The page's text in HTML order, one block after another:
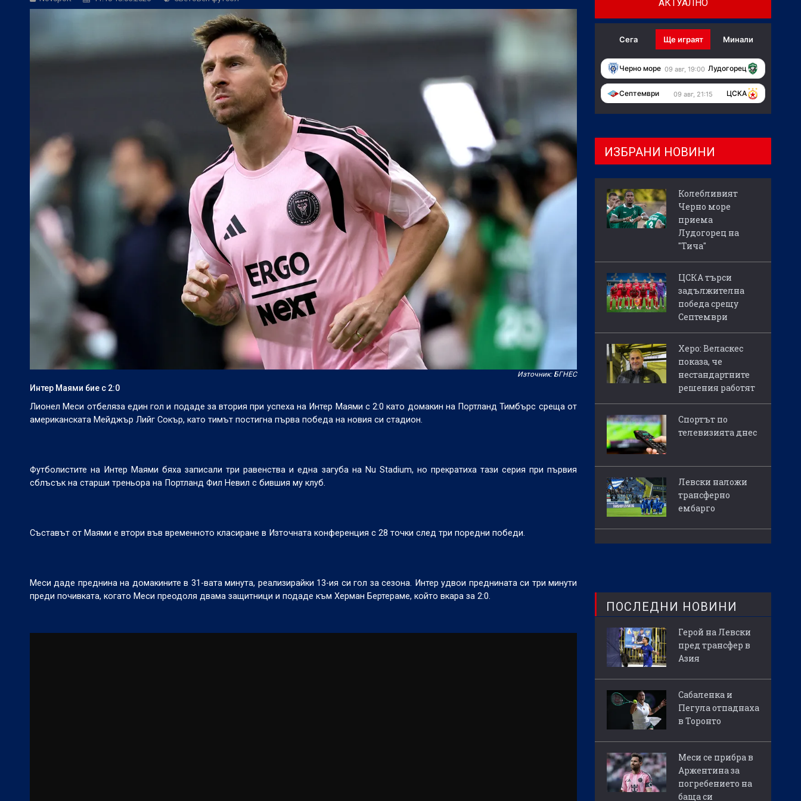
БГ Футбол:ЦСКА търси задължителна победа срещу Септември
Херо: Веласкес показа, че нестандартните решения работят
Източник: БГНЕС
Интер Маями бие с 2:0
Лионел Меси отбеляза един гол и подаде за втория при успеха на Интер Маями с 2:0 като домакин на Портланд Тимбърс среща от
американската Мейджър Лийг Сокър, като тимът постигна първа победа на новия си стадион.
Футболистите на Интер Маями бяха записали три равенства и една загуба на Nu Stadium, но прекратиха тази серия при първия
сблъсък на старши треньора на Портланд Фил Невил с бившия му клуб.
Съставът от Маями е втори във временното класиране в Източната конференция с 28 точки след три поредни победи.
Меси даде преднина на домакините в 31-вата минута, реализирайки 13-ия си гол за сезона. Интер удвои преднината си три минути
преди почивката, когато Меси преодоля двама защитници и подаде към Херман Бертераме, който вкара за 2:0.
АКТУАЛНО
Сега Ще играят Минали
Черно море 09 авг, 19:00 Лудогорец
Септември 09 авг, 21:15 ЦСКА
ИЗБРАНИ НОВИНИ
Колебливият
Черно море
приема
Лудогорец на
"Тича"
ЦСКА търси
задължителна
победа срещу
Септември
Херо: Веласкес
показа, че
нестандартните
решения работят
Спортът по
телевизията днес
Левски наложи
трансферно
ембарго
ПОСЛЕДНИ НОВИНИ
Герой на Левски
пред трансфер в
Азия
Сабаленка и
Пегула отпаднаха
в Торонто
Меси се прибра в
Аржентина за
погребението на
баща си